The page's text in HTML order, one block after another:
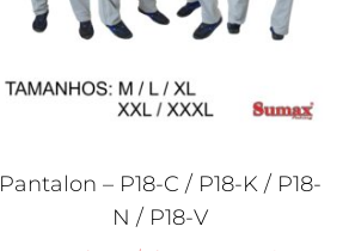
Pantalon – P18-C / P18-K / P18-
N / P18-V